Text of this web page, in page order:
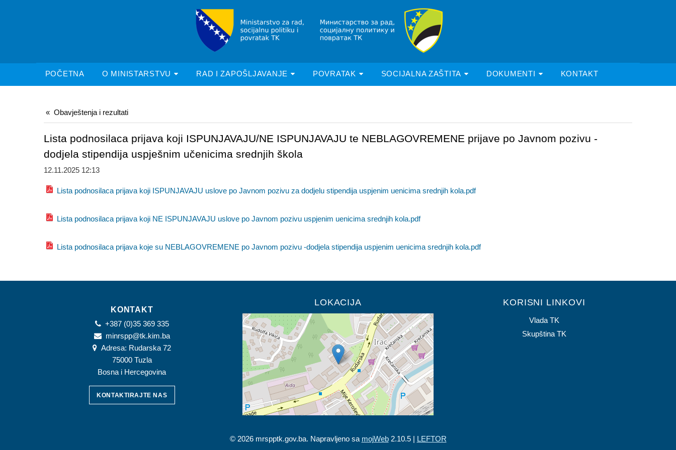
POČETNA O MINISTARSTVU RAD I ZAPOŠLJAVANJE POVRATAK SOCIJALNA ZAŠTITA DOKUMENTI KONTAKT
Obavještenja i rezultati
Lista podnosilaca prijava koji ISPUNJAVAJU/NE ISPUNJAVAJU te NEBLAGOVREMENE prijave po Javnom pozivu -
dodjela stipendija uspješnim učenicima srednjih škola
12.11.2025 12:13
Lista podnosilaca prijava koji ISPUNJAVAJU uslove po Javnom pozivu za dodjelu stipendija uspjenim uenicima srednjih kola.pdf
Lista podnosilaca prijava koji NE ISPUNJAVAJU uslove po Javnom pozivu uspjenim uenicima srednjih kola.pdf
Lista podnosilaca prijava koje su NEBLAGOVREMENE po Javnom pozivu -dodjela stipendija uspjenim uenicima srednjih kola.pdf
KONTAKT
+387 (0)35 369 335
minrspp@tk.kim.ba
Adresa: Rudarska 72
75000 Tuzla
Bosna i Hercegovina
KONTAKTIRAJTE NAS
LOKACIJA KORISNI LINKOVI
Vlada TK
Skupština TK
© 2026 mrspptk.gov.ba. Napravljeno sa mojWeb2.10.5 | LEFTOR